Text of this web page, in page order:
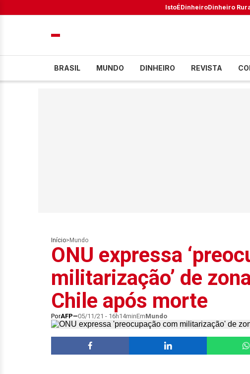
IstoÉDinheiroDinheiro
BRASIL MUNDO DINHEIRO REVISTA
Início> Mundo
ONU expressa
militarização’ de
Chile após morte
PorAFP 05/11/21 - 16h14minEmMundo